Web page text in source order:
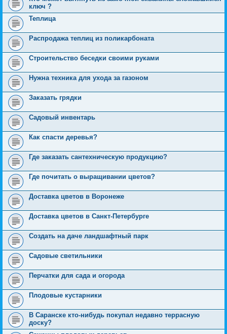
ключ ?
Теплица
Распродажа теплиц из поликарбоната
Строительство беседки своими руками
Нужна техника для ухода за газоном
Заказать грядки
Садовый инвентарь
Как спасти деревья?
Где заказать сантехническую продукцию?
Где почитать о выращивании цветов?
Доставка цветов в Воронеже
Доставка цветов в Санкт-Петербурге
Создать на даче ландшафтный парк
Садовые светильники
Перчатки для сада и огорода
Плодовые кустарники
В Саранске кто-нибудь покупал недавно террасную
доску?